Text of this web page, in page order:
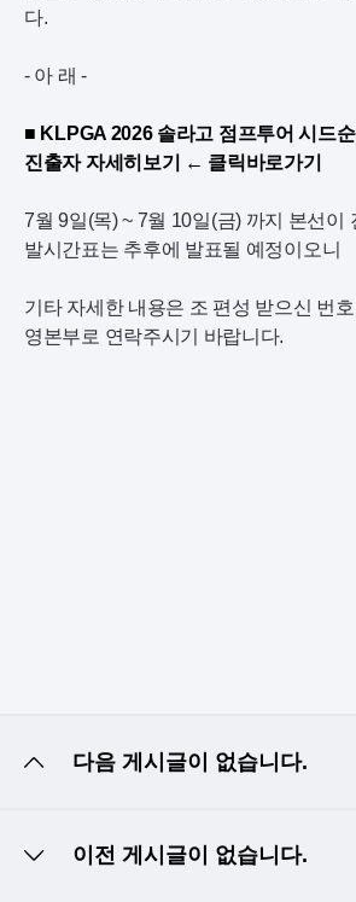
다.
- 아 래 -
■ KLPGA 2026 솔라고 점프투어 시드
진출자 자세히보기 ← 클릭바로가기
7월 9일(목) ~ 7월 10일(금) 까지 본선이
발시간표는 추후에 발표될 예정이오니
기타 자세한 내용은 조 편성 받으신 번
영본부로 연락주시기 바랍니다.
다음 게시글이 없습니다.
이전 게시글이 없습니다.